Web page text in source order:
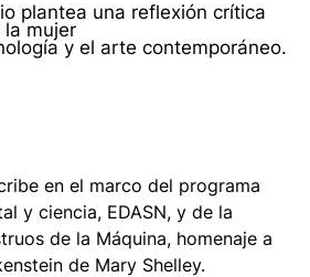
plantea una reflexión crítica
la mujer
y el arte contemporáneo.
en el marco del programa
y ciencia, EDASN, y de la
de la Máquina, homenaje a
de Mary Shelley.